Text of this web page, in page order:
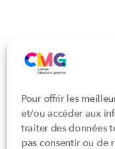
Pour offrir les
et/ou accéder aux
traiter des données
pas consentir ou de